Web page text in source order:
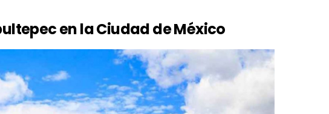
en la Ciudad de México